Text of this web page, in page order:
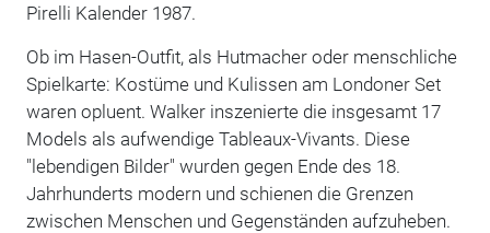
Pirelli Kalender 1987.
Ob im Hasen-Outfit, als Hutmacher oder menschliche
Spielkarte: Kostüme und Kulissen am Londoner Set
waren opluent. Walker inszenierte die insgesamt 17
Models als aufwendige Tableaux-Vivants. Diese
"lebendigen Bilder" wurden gegen Ende des 18.
Jahrhunderts modern und schienen die Grenzen
zwischen Menschen und Gegenständen aufzuheben.